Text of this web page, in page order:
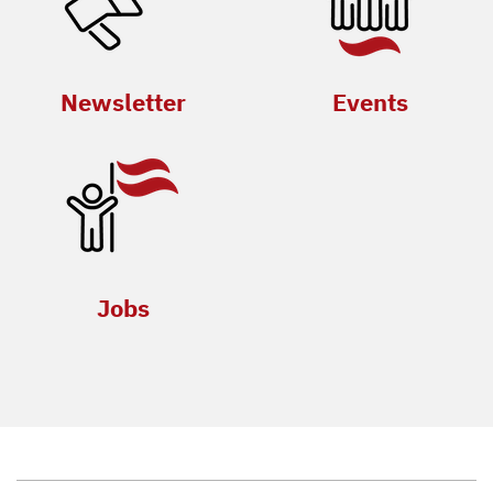
Newsletter Events
Jobs